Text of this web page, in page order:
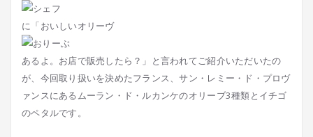
に「おいしいオリーヴ
あるよ。お店で販売したら？」と言われてご紹介いただいたの
が、今回取り扱いを決めたフランス、サン・レミー・ド・プロヴ
ァンスにあるムーラン・ド・ルカンケのオリーブ3種類とイチゴ
のペタルです。